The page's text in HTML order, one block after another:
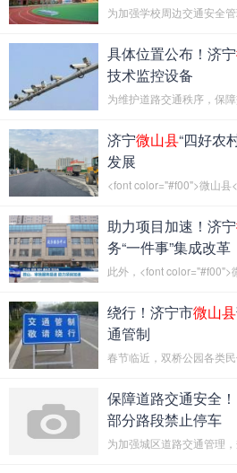
具体位置公布！济宁
技术监控设备
济宁微山县“四好农
发展
助力项目加速！济宁
务“一件事”集成改革
绕行！济宁市微山县
通管制
保障道路交通安全
部分路段禁止停车